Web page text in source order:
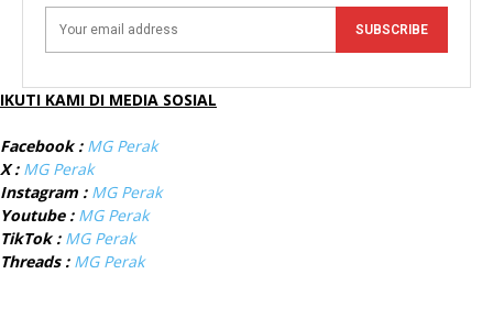
SUBSCRIBE
IKUTI KAMI DI MEDIA SOSIAL
Facebook : MG Perak
X : MG Perak
Instagram : MG Perak
Youtube : MG Perak
TikTok : MG Perak
Threads : MG Perak